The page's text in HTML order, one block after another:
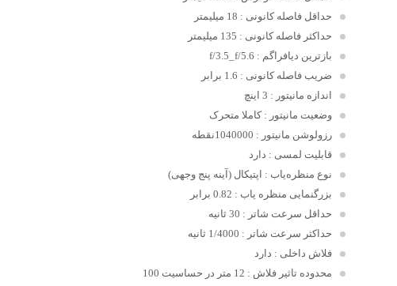
حداقل فاصله کانونی : 18 میلیمتر
حداکثر فاصله کانونی : 135 میلیمتر
بازترین دیافراگم : f/3.5_f/5.6
ضریب فاصله کانونی : 1.6 برابر
اندازه مانیتور : 3 اینچ
وضعیت مانیتور : کاملا متحرک
رزولوشن مانیتور : 1040000نقطه
قابلیت لمسی : دارد
نوع منظره‌یاب : اپتیکال (آینه پنج وجهی)
بزرگنمایی منظره یاب : 0.82 برابر
حداقل سرعت شاتر : 30 ثانیه
حداکثر سرعت شاتر : 1/4000 ثانیه
فلاش داخلی : دارد
محدوده تاثیر فلاش : 12 متر در حساسیت 100